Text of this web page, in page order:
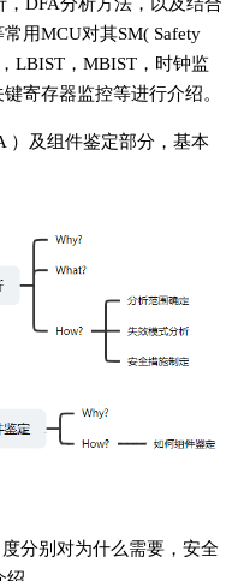
用MCU对其SM( Safety
LBIST，MBIST，时钟监
寄存器监控等进行介绍。
）及组件鉴定部分，基本
分别对为什么需要，安全